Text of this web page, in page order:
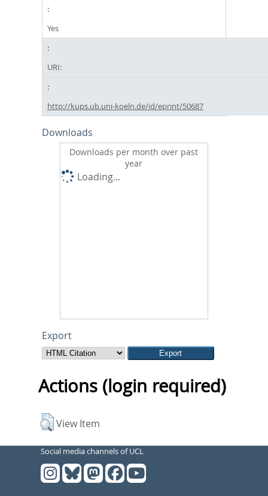
Yes
URI:
http://kups.ub.uni-koeln.de/id/eprint/50687
Downloads
Downloads per month over past
year
Loading...
Export
Actions (login required)
View Item
Social media channels of UCL